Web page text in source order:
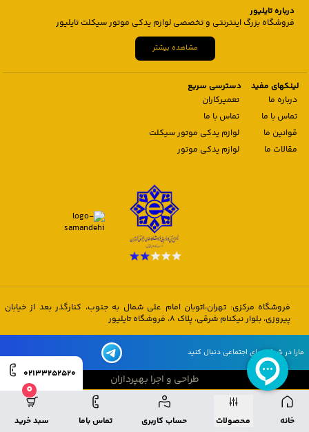
خانه محصولات حساب کاربری تماس باما
0
سبد خرید
02133252520
درباره تایلیور
فروشگاه بزرگ اینترنتی و تخصصی لوازم یدکی موتور سیکلت تایلیور
مشاهده بیشتر
لینکهای مفید
درباره ما
تماس با ما
قوانین ما
مقالات ما
دسترسی سریع
تعمیرکاران
تماس با ما
لوازم یدکی موتور سیکلت
لوازم یدکی موتور
فروشگاه مرکزی: تهران،اتوبان امام علی شمال به جنوب، کنارگذر بعد از خیابان
پیروزی، بلوار نیکنام شرقی، پلاک 8، فروشگاه تایلیور
مارا در شبکه های اجتماعی دنبال کنید
طراحی و اجرا بهپردازان
طراحی و اجرا بهپردازان